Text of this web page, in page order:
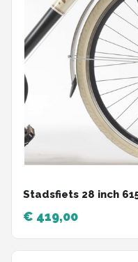
Stadsfiets 28 inch
€ 419,00